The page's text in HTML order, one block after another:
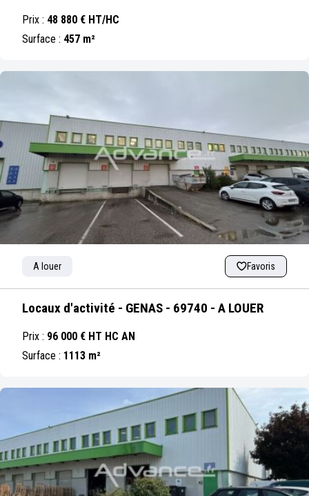
Prix : 48 880 € HT/HC
Surface : 457 m²
A louer Favoris
Locaux d'activité - GENAS - 69740 - A LOUER
Prix : 96 000 € HT HC AN
Surface : 1113 m²